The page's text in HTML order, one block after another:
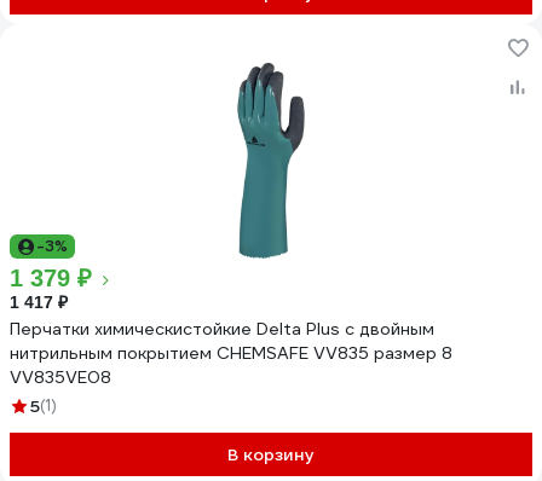
-3%
1 379 ₽
1 417 ₽
Перчатки химическистойкие Delta Plus с двойным
нитрильным покрытием CHEMSAFE VV835 размер 8
VV835VE08
5(1)
В корзину